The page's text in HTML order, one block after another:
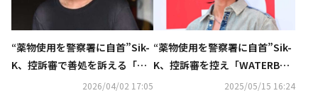
“薬物使用を警察署に自首”Sik-
K、控訴審で善処を訴える「約2
年間断薬を続けている」
2026/04/02 17:05
“薬物使用を警察署に自首”Sik-
K、控訴審を控え「WATERBOM
B」に出演へ⋯ファンから賛否
2025/05/15 16:24